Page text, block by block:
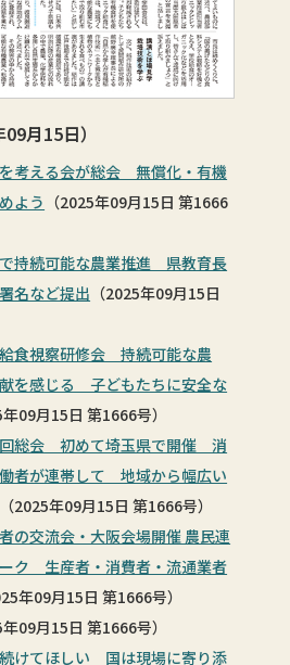
月15日）
考える会が総会 無償化・有機
よう （2025年09月15日 第1666
持続可能な農業推進 県教育長
名など提出 （2025年09月15日
食視察研修会 持続可能な農
を感じる 子どもたちに安全な
年09月15日 第1666号）
回総会 初めて埼玉県で開催 消
者が連帯して 地域から幅広い
（2025年09月15日 第1666号）
の交流会・大阪会場開催 農民連
ク 生産者・消費者・流通業者
年09月15日 第1666号）
年09月15日 第1666号）
けてほしい 国は現場に寄り添